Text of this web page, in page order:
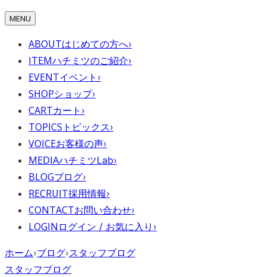
MENU
ABOUTはじめての方へ›
ITEMハチミツのご紹介›
EVENTイベント ›
SHOPショップ›
CARTカート ›
TOPICS トピックス›
VOICEお客様の声›
MEDIAハチミツLab›
BLOGブログ›
RECRUIT採用情報›
CONTACTお問い合わせ›
LOGIN ログイン / お気に入り ›
ホーム›ブログ›スタッフブログ
スタッフブログ